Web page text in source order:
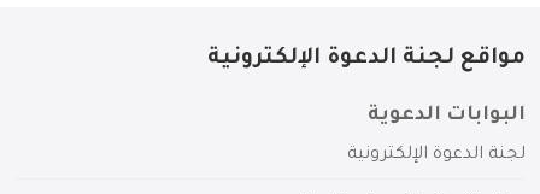
مواقع لجنة الدعوة الإلكترونية
البوابات الدعوية
لجنة الدعوة الإلكترونية